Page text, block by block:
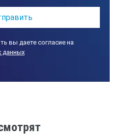
влажности
измеряемой скорости
вы даете согласие на
данных